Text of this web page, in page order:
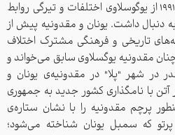
اعلام استقلال مقدونیه در سال1991 از یوگوسلاوی اختلفات و تیرگی روابط
دنبال داشت. یونان و مقدونیه پیش از
تاریخی و فرهنگی مشترک اختلاف
مقدونیه یوگسلاوی سابق می‌خواند و
در شهر "پلا" در مقدونیه‌ی یونان و
با نامگذاری کشور جدید به جمهوری
پرچم مقدونیه را با نشان ستاره‌ی
پرتو که سمبل یونان شناخته می‌شود؛